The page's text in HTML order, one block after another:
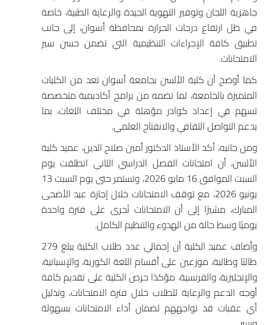
جاهزية اللجان وتوفير التهوية الجيدة والرعاية الطبية، خاصة
في ظل ارتفاع درجات الحرارة بمحافظة أسوان، إلى جانب
تطبيق كافة الإجراءات التنظيمية التي تضمن حسن سير
الامتحانات.
كما أوضح أن كلية الألسن بجامعة أسوانتعد من الكليات
المتميزة بالجامعة، لما تضمه من برامج أكاديمية متخصصة
تسهم في إعداد كوادر مؤهلة في مختلف اللغات، بما
يدعم التواصل الثقافي والانفتاح العلمي.
ومن جانبه، أكد الأستاذ الدكتور أمين صلاح الدين، عميد كلية
الألسن، أن امتحانات الفصل الدراسي الثاني انطلقت يوم
السبت الموافق 16 مايو 2026، وتستمر حتى يوم السبت 13
يونيو 2026، مع توقف الامتحانات خلال إجازة
عيد الأضحى
المبارك، مشيرًا إلى أن الامتحانات تُجرى على فترة واحدة
يوميًا وسط حالة من الهدوء والتنظيم الكامل.
وأضاف عميد الكلية أن إجمالي عدد طلاب الكلية يبلغ 279
طالبًا وطالبة، موزعين على أقسام اللغة الكورية، والإسبانية،
والإنجليزية، والفرنسية، مؤكدًا حرص الكلية على تقديم كافة
أوجه الدعم والرعاية للطلاب خلال فترة الامتحانات، وتذليل
أي عقبات قد تواجههم لضمان أداء الامتحانات بسهولة